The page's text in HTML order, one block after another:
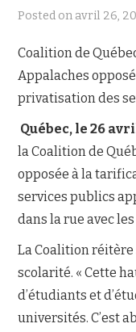
FAIRE UN DON !
NOUS JOINDRE
Posted on avril 26,
Coalition de
Appalaches
privatisation des
Québec, le 26
la Coalition de
opposée à la
services publics
dans la rue avec
La Coalition réitère
scolarité. « Cette
d’étudiants et
universités. C’est